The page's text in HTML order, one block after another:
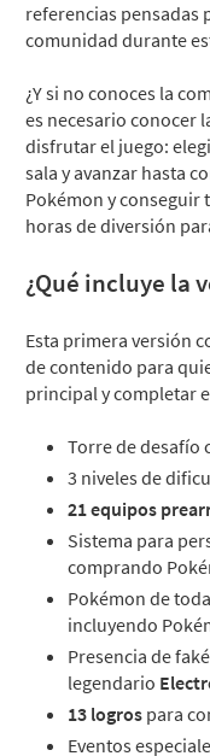
referencias pensadas
comunidad durante
¿Y si no conoces la
es necesario conocer
disfrutar el juego:
sala y avanzar hasta
Pokémon y
horas de diversión
¿Qué incluye la
Esta primera versión
de contenido para
principal y completar
Torre de desafío
3 niveles de
21 equipos
Sistema para
comprando
Pokémon de
incluyendo
Presencia de
legendario
13 logros para
Eventos